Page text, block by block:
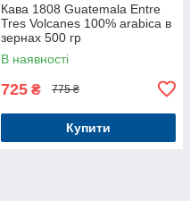
Кава 1808 Guatemala Entre
Tres Volcanes 100% arabica в
зернах 500 гр
В наявності
725 ₴ 775 ₴
Купити